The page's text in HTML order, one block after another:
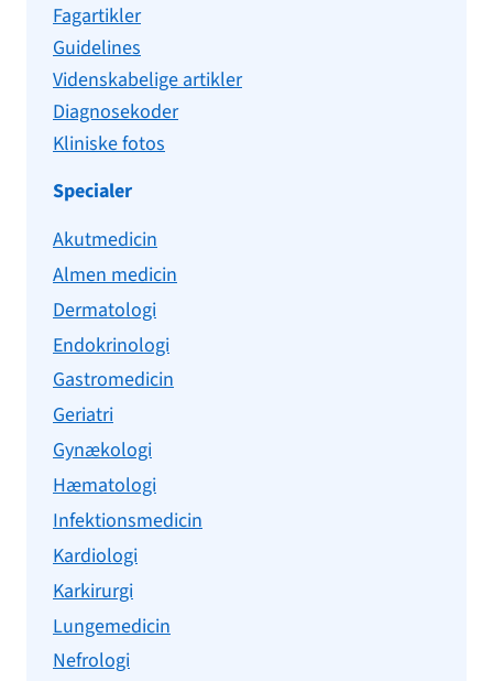
Fagartikler
Guidelines
Videnskabelige artikler
Diagnosekoder
Kliniske fotos
Specialer
Akutmedicin
Almen medicin
Dermatologi
Endokrinologi
Gastromedicin
Geriatri
Gynækologi
Hæmatologi
Infektionsmedicin
Kardiologi
Karkirurgi
Lungemedicin
Nefrologi